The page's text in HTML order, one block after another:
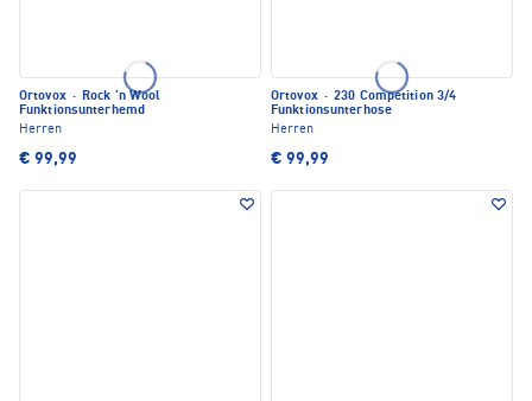
Ortovox · Rock 'n Wool
Funktionsunterhemd
Herren
€ 99,99
Ortovox · 230 Competition 3/4
Funktionsunterhose
Herren
€ 99,99